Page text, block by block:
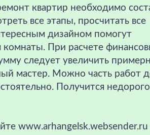
квартир необходимо
все этапы, просчитать все
дизайном помогут
При расчете
следует увеличить
мастер. Можно часть работ
Получится
www.arhangelsk.websender.ru